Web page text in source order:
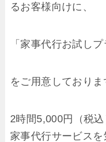
るお客様向けに、
「家事代行お試しプ
をご用意しておりま
2時間5,000円（税込
家事代行サービス